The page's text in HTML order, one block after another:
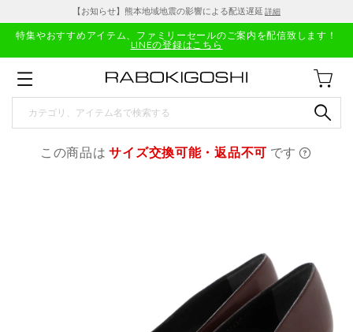
【お知らせ】熊本地域地震の影響による配送遅延 詳細
特集やおすすめアイテム、ファミリーセールのご案内を配信致します！
LINEの登録はこちら
この商品はサイズ交換可能・返品不可 です